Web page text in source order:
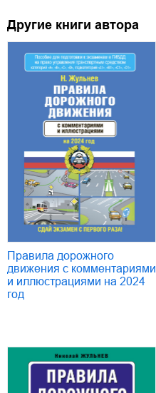
Другие книги автора
Правила дорожного
движения с комментариями
и иллюстрациями на 2024
год